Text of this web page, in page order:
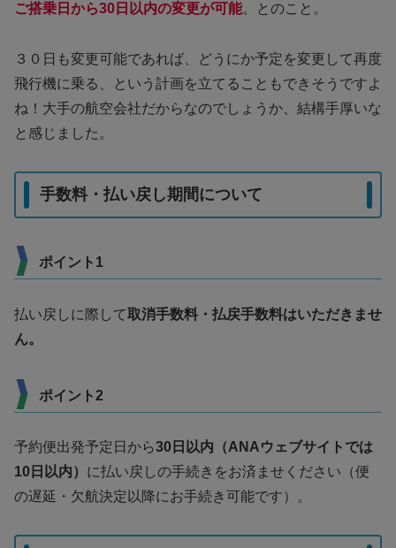
ご搭乗日から30日以内の変更が可能。とのこと。
３０日も変更可能であれば、どうにか予定を変更して再度
飛行機に乗る、という計画を立てることもできそうですよ
ね！大手の航空会社だからなのでしょうか、結構手厚いな
と感じました。
手数料・払い戻し期間について
ポイント1
払い戻しに際して取消手数料・払戻手数料はいただきませ
ん。
ポイント2
予約便出発予定日から30日以内（ANAウェブサイトでは
10日以内） に払い戻しの手続きをお済ませください（便
の遅延・欠航決定以降にお手続き可能です）。